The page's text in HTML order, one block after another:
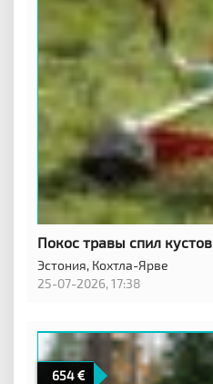
Покос травы спил кустов
Эстония, Кохтла-Ярве
25-07-2026, 17:38
654